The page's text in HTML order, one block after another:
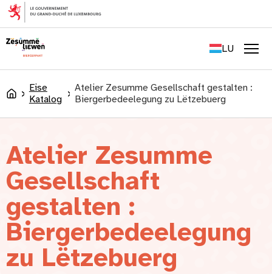
content
LU
DE
Accueil
Eise
Katalog
Atelier Zesumme Gesellschaft gestalten :
Biergerbedeelegung zu Lëtzebuerg
Atelier Zesumme
Gesellschaft
gestalten :
Biergerbedeelegung
zu Lëtzebuerg